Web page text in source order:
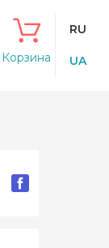
Корзина
RU
UA